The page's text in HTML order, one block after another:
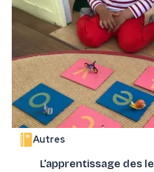
Autres
L’apprentissage des